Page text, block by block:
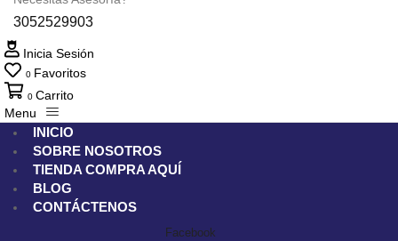
3052529903
Inicia Sesión
0 Favoritos
0 Carrito
Menu
INICIO
SOBRE NOSOTROS
TIENDA COMPRA AQUÍ
BLOG
CONTÁCTENOS
Facebook